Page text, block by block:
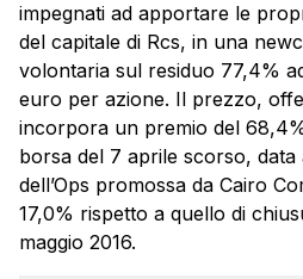
impegnati ad apportare le
del capitale di Rcs, in una
volontaria sul residuo 77,4%
euro per azione. Il prezzo,
incorpora un premio del
borsa del 7 aprile scorso, data
dell’Ops promossa da Cairo
17,0% rispetto a quello di
maggio 2016.